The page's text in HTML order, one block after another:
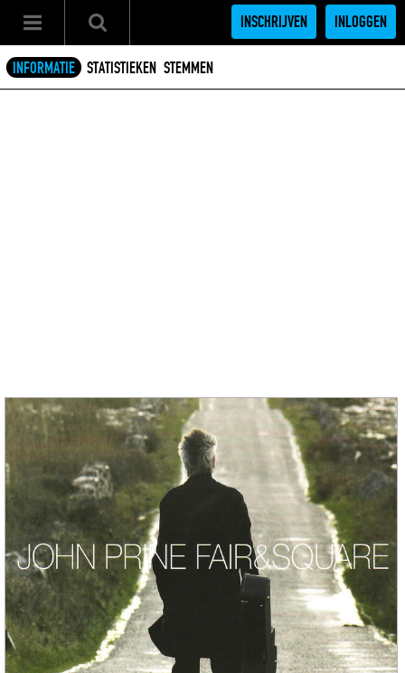
INSCHRIJVEN INLOGGEN
INFORMATIE STATISTIEKEN STEMMEN